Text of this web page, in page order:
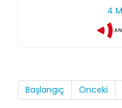
4
Başlangıç Önceki